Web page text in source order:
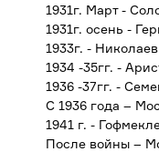
1931г. Март -
1931г. осень -
1933г. -
1934 -35гг. -
1936 -37гг. -
С 1936 года –
1941 г. -
После войны –